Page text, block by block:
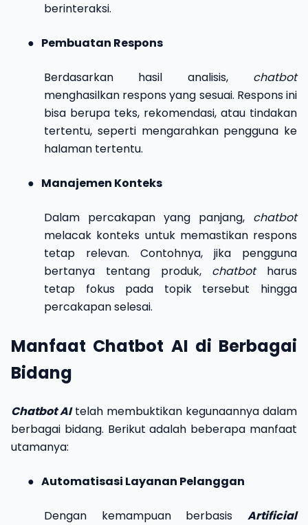
berinteraksi.
● Pembuatan Respons
Berdasarkan hasil analisis, chatbot
menghasilkan respons yang sesuai. Respons ini
bisa berupa teks, rekomendasi, atau tindakan
tertentu, seperti mengarahkan pengguna ke
halaman tertentu.
● Manajemen Konteks
Dalam percakapan yang panjang, chatbot
melacak konteks untuk memastikan respons
tetap relevan. Contohnya, jika pengguna
bertanya tentang produk, chatbotharus
tetap fokus pada topik tersebut hingga
percakapan selesai.
Manfaat Chatbot AI di Berbagai
Bidang
Chatbot AItelah membuktikan kegunaannya dalam
berbagai bidang. Berikut adalah beberapa manfaat
utamanya:
● Automatisasi Layanan Pelanggan
Dengan kemampuan berbasis Artificial